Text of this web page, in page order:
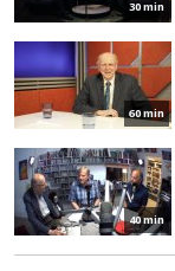
30 min
60 min
40 min